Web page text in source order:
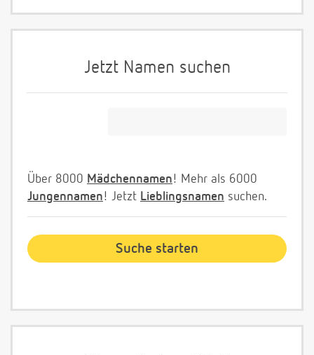
Jetzt Namen suchen
Über 8000 Mädchennamen! Mehr als 6000
Jungennamen! Jetzt Lieblingsnamen suchen.